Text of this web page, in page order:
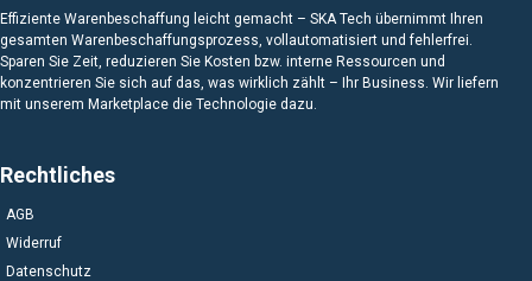
Effiziente Warenbeschaffung leicht gemacht – SKA Tech übernimmt Ihren
gesamten Warenbeschaffungsprozess, vollautomatisiert und fehlerfrei.
Sparen Sie Zeit, reduzieren Sie Kosten bzw. interne Ressourcen und
konzentrieren Sie sich auf das, was wirklich zählt – Ihr Business. Wir liefern
mit unserem Marketplace die Technologie dazu.
Rechtliches
AGB
Widerruf
Datenschutz